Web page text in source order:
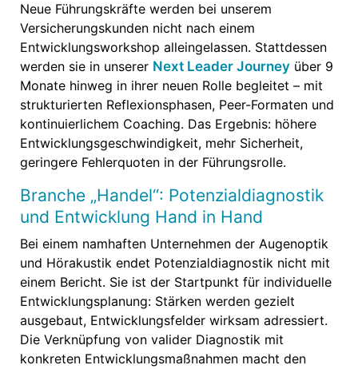
Neue Führungskräfte werden bei unserem
Versicherungskunden nicht nach einem
Entwicklungsworkshop alleingelassen. Stattdessen
werden sie in unserer Next Leader Journey über 9
Monate hinweg in ihrer neuen Rolle begleitet – mit
strukturierten Reflexionsphasen, Peer-Formaten und
kontinuierlichem Coaching. Das Ergebnis: höhere
Entwicklungsgeschwindigkeit, mehr Sicherheit,
geringere Fehlerquoten in der Führungsrolle.
Branche „Handel“: Potenzialdiagnostik
und Entwicklung Hand in Hand
Bei einem namhaften Unternehmen der Augenoptik
und Hörakustik endet Potenzialdiagnostik nicht mit
einem Bericht. Sie ist der Startpunkt für individuelle
Entwicklungsplanung: Stärken werden gezielt
ausgebaut, Entwicklungsfelder wirksam adressiert.
Die Verknüpfung von valider Diagnostik mit
konkreten Entwicklungsmaßnahmen macht den